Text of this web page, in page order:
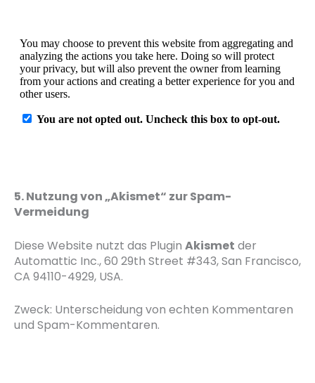
5. Nutzung von „Akismet“ zur Spam-
Vermeidung
Diese Website nutzt das Plugin Akismet der
Automattic Inc., 60 29th Street #343, San Francisco,
CA 94110-4929, USA.
Zweck: Unterscheidung von echten Kommentaren
und Spam-Kommentaren.